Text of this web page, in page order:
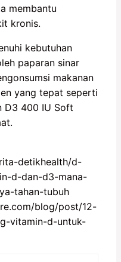
membantu
kronis.
kebutuhan
paparan sinar
makanan
yang tepat seperti
D3 400 IU Soft
detikhealth/d-
d-dan-d3-mana-
tahan-tubuh
blog/post/12-
vitamin-d-untuk-